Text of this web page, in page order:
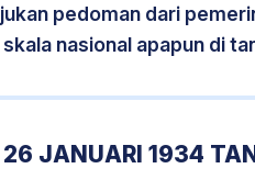
pedoman dari
nasional apapun di
JANUARI 1934